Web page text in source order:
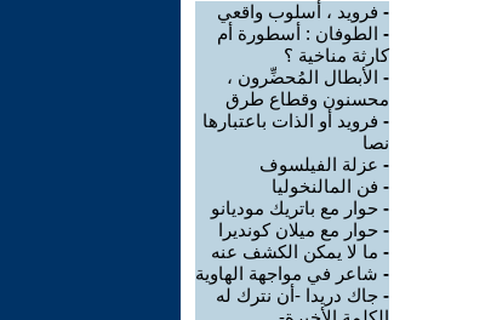
- فرويد ، أسلوب واقعي
- الطوفان : أسطورة أم
كارثة مناخية ؟
- الأبطال المُحضِّرون ،
محسنون وقطاع طرق
- فرويد أو الذات باعتبارها
نصا
- عزلة الفيلسوف
- فن المالنخوليا
- حوار مع باتريك موديانو
- حوار مع ميلان كونديرا
- ما لا يمكن الكشف عنه
- شاعر في مواجهة الهاوية
- جاك دريدا -أن نترك له